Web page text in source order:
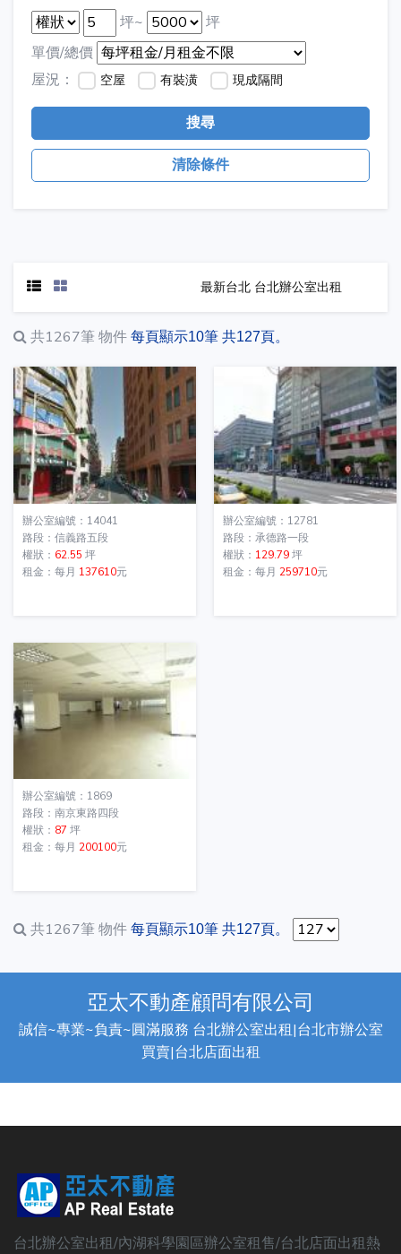
坪~
坪
單價/總價
屋況：
空屋 有裝潢 現成隔間
搜尋
清除條件
最新台北 台北辦公室出租
共1267筆 物件 每頁顯示10筆 共127頁。
辦公室編號：14041
路段：信義路五段
權狀： 62.55 坪
租金：每月 137610元
辦公室編號：12781
路段：承德路一段
權狀： 129.79坪
租金：每月 259710元
辦公室編號：1869
路段：南京東路四段
權狀： 87 坪
租金：每月 200100元
共1267筆 物件 每頁顯示10筆 共127頁。
亞太不動產顧問有限公司
誠信~專業~負責~圓滿服務 台北辦公室出租|台北市辦公室
買賣|台北店面出租
台北辦公室出租/內湖科學園區辦公室租售/台北店面出租熱